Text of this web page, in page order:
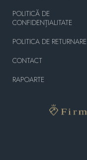
POLITICĂ DE
CONFIDENȚIALITATE
POLITICA DE RETURNARE
CONTACT
RAPOARTE